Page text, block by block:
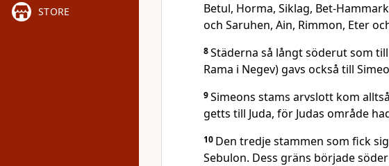
STORE
Betul, Horma, Siklag, Bet-
och Saruhen, Ain, Rimmon, Eter
8Städerna så långt söderut som
Rama i Negev) gavs också till
9Simeons stams arvslott kom
getts till Juda, för Judas område
10 Den tredje stammen som fick
Sebulon. Dess gräns började